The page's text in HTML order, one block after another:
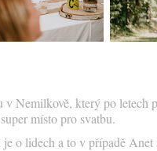
Nemilkově, který po letech
místo pro svatbu.
o lidech a to v případě